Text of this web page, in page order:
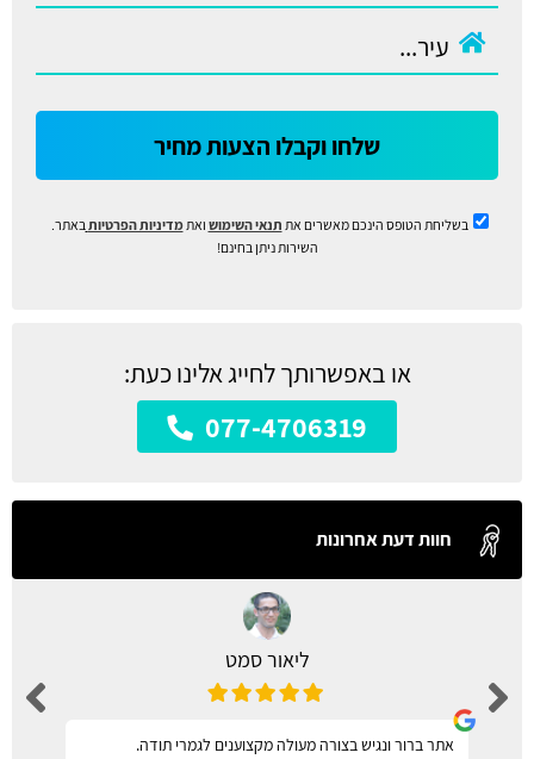
שלחו וקבלו הצעות מחיר
בשליחת הטופס הינכם מאשרים את תנאי השימוש ואתמדיניות הפרטיותבאתר.
השירות ניתן בחינם!
או באפשרותך לחייג אלינו כעת:
077-4706319
חוות דעת אחרונות
ליאור סמט
אתר ברור ונגיש בצורה מעולה מקצוענים לגמרי תודה.